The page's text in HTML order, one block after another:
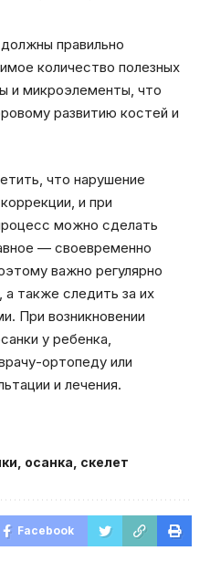
правильно
количество полезных
и микроэлементы, что
развитию костей и
что нарушение
и при
можно сделать
— своевременно
важно регулярно
также следить за их
При возникновении
у ребенка,
ортопеду или
и лечения.
осанка скелет
Facebook